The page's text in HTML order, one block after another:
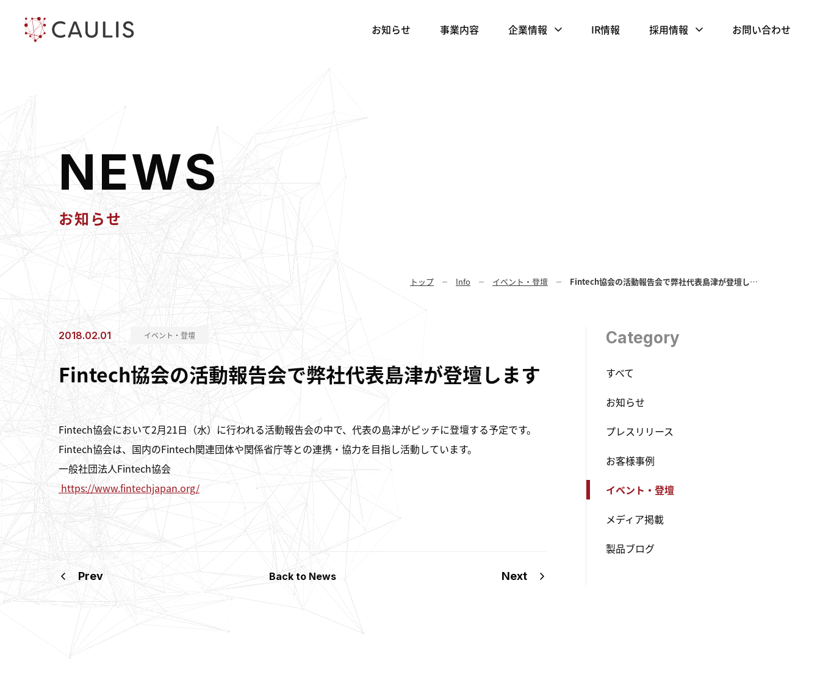
お知らせ 事業内容 企業情報 IR情報 採用情報 お問い合わせ
NEWS
お知らせ
トップ Info イベント・登壇 Fintech協会の活動報告会で弊社代表島津が登壇します
2018.02.01 イベント・登壇
Fintech協会の活動報告会で弊社代表島津が登壇します
Fintech協会において2月21日（水）に行われる活動報告会の中で、代表の島津がピッチに登壇する予定です。
Fintech協会は、国内のFintech関連団体や関係省庁等との連携・協力を目指し活動しています。
一般社団法人Fintech協会
https://www.fintechjapan.org/
Prev Back to News Next
Category
すべて
お知らせ
プレスリリース
お客様事例
イベント・登壇
メディア掲載
製品ブログ